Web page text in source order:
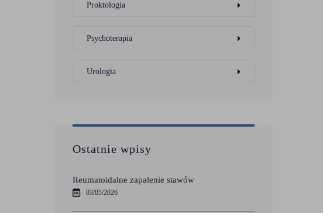
Proktologia
Psychoterapia
Urologia
Ostatnie wpisy
Reumatoidalne zapalenie stawów
03/05/2026